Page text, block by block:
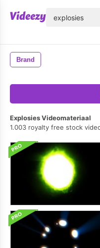
Brand
Explosies Videomateriaal
1.003 royalty free stock